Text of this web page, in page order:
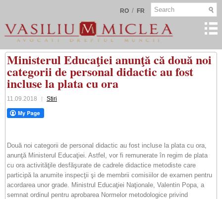
RO / FR
Ministerul Educaţiei anunţă că două noi
categorii de personal didactic au fost
incluse la plata cu ora
11.09.2018 Stiri
Două noi categorii de personal didactic au fost incluse la plata cu ora,
anunţă Ministerul Educaţiei. Astfel, vor fi remunerate în regim de plata
cu ora activităţile desfăşurate de cadrele didactice metodiste care
participă la anumite inspecţii şi de membrii comisiilor de examen pentru
acordarea unor grade. Ministrul Educaţiei Naţionale, Valentin Popa, a
semnat ordinul pentru aprobarea Normelor metodologice privind